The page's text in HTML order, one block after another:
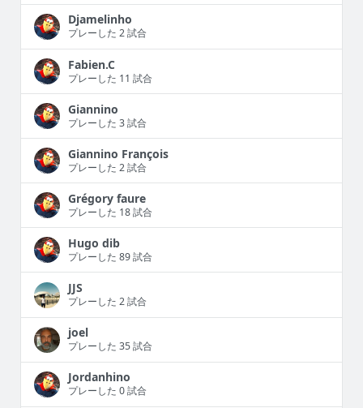
Djamelinho
プレーした 2 試合
Fabien.C
プレーした 11 試合
Giannino
プレーした 3 試合
Giannino François
プレーした 2 試合
Grégory faure
プレーした 18 試合
Hugo dib
プレーした 89 試合
JJS
プレーした 2 試合
joel
プレーした 35 試合
Jordanhino
プレーした 0 試合